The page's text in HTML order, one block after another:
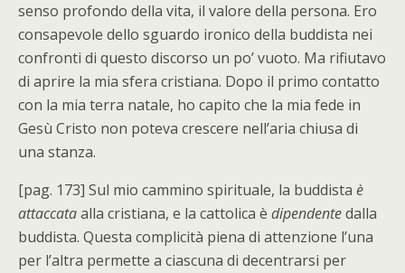
senso profondo della vita, il valore della persona. Ero
consapevole dello sguardo ironico della buddista nei
confronti di questo discorso un po’ vuoto. Ma rifiutavo
di aprire la mia sfera cristiana. Dopo il primo contatto
con la mia terra natale, ho capito che la mia fede in
Gesù Cristo non poteva crescere nell’aria chiusa di
una stanza.
[pag. 173] Sul mio cammino spirituale, la buddista è
attaccataalla cristiana, e la cattolica è dipendentedalla
buddista. Questa complicità piena di attenzione l’una
per l’altra permette a ciascuna di decentrarsi per